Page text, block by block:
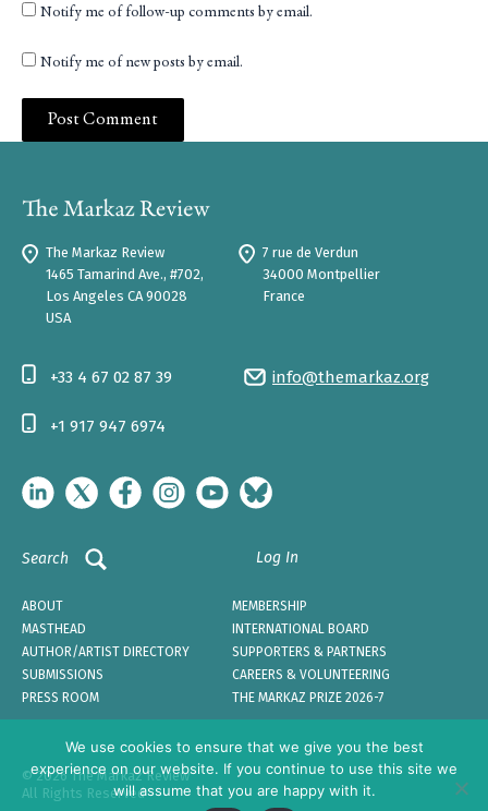
Notify me of follow-up comments by email.
Notify me of new posts by email.
The Markaz Review
1465 Tamarind Ave., #702,
Los Angeles CA 90028
USA
7 rue de Verdun
34000 Montpellier
France
info@themarkaz.org
+33 4 67 02 87 39
+1 917 947 6974
Search Log In
ABOUT
MEMBERSHIP
MASTHEAD
INTERNATIONAL BOARD
AUTHOR/ARTIST DIRECTORY
SUPPORTERS & PARTNERS
SUBMISSIONS
CAREERS & VOLUNTEERING
PRESS ROOM
THE MARKAZ PRIZE 2026-7
© 2026 The Markaz Review
All Rights Reserved
We use cookies to ensure that we give you the best
experience on our website. If you continue to use this site we
will assume that you are happy with it.